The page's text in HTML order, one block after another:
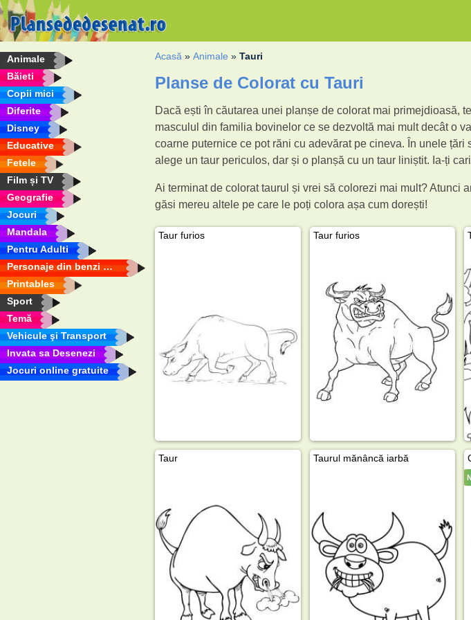
Animale
Băieti
Copii mici
Diferite
Disney
Educative
Fetele
Film și TV
Geografie
Jocuri
Mandala
Pentru Adulti
Personaje din benzi desenate
Printables
Sport
Temă
Vehicule şi Transport
Invata sa Desenezi
Jocuri online gratuite
Acasă »Animale »Tauri
Planse de Colorat cu Tauri
Dacă ești în căutarea unei planșe de colorat mai primejdioasă,
masculul din familia bovinelor ce se dezvoltă mai mult decât o
coarne puternice ce pot răni cu adevărat pe cineva. În unele
alege un taur periculos, dar și o planșă cu un taur liniștit. Ia-ți
Ai terminat de colorat taurul și vrei să colorezi mai mult? Atunci
găsi mereu altele pe care le poți colora așa cum dorești!
Taur furios Taur furios
Taur Taurul mănâncă iarbă